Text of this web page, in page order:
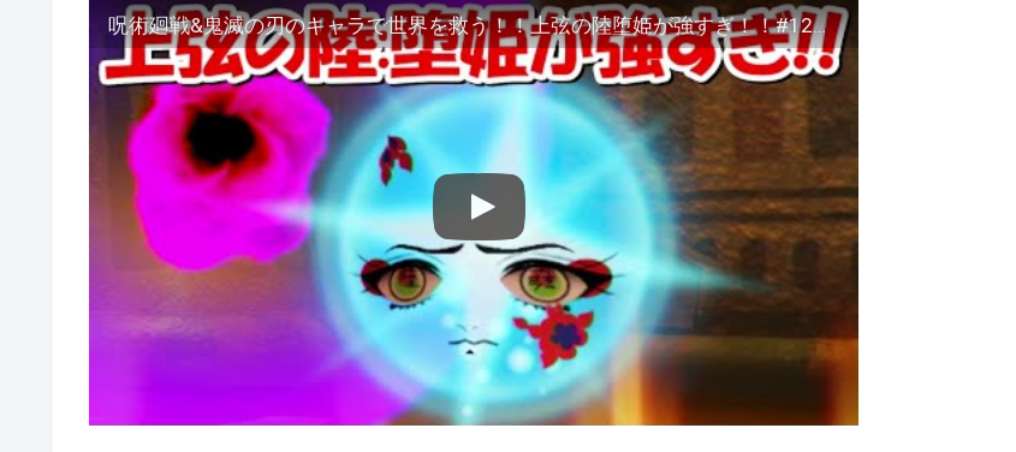
呪術廻戦&鬼滅の刃のキャラで世界を救う！！上弦の陸堕姫が強すぎ！！#12【ミートピア】